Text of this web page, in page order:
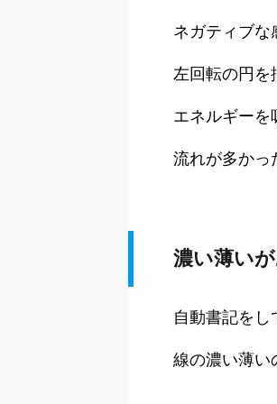
ネガティブな
左回転の円を
エネルギーを
流れが多かっ
濃い薄い
自動書記をし
線の濃い薄い